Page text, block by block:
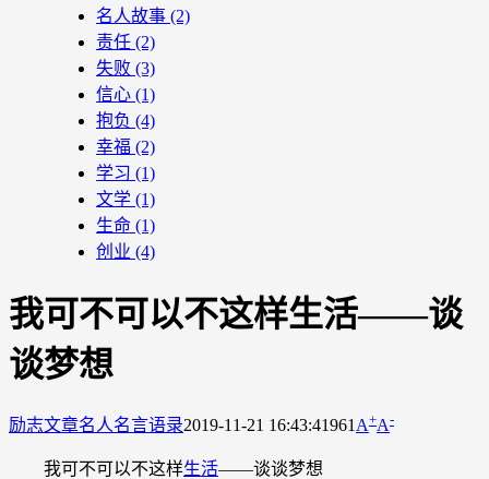
名人故事 (2)
责任 (2)
失败 (3)
信心 (1)
抱负 (4)
幸福 (2)
学习 (1)
文学 (1)
生命 (1)
创业 (4)
我可不可以不这样生活――谈
谈梦想
励志文章名人名言语录2019-11-21 16:43:41961 A+A-
我可不可以不这样生活——谈谈梦想